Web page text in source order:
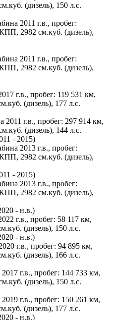
(дизель), 150 л.с.
2011 г.в., пробег:
2982 см.куб. (дизель),
2011 г.в., пробег:
2982 см.куб. (дизель),
г.в., пробег: 119 531 км,
(дизель), 177 л.с.
г.в., пробег: 297 914 км,
(дизель), 144 л.с.
- 2015)
2013 г.в., пробег:
2982 см.куб. (дизель),
- 2015)
2013 г.в., пробег:
2982 см.куб. (дизель),
- н.в.)
г.в., пробег: 58 117 км,
(дизель), 150 л.с.
- н.в.)
г.в., пробег: 94 895 км,
(дизель), 166 л.с.
г.в., пробег: 144 733 км,
(дизель), 150 л.с.
г.в., пробег: 150 261 км,
(дизель), 177 л.с.
- н.в.)